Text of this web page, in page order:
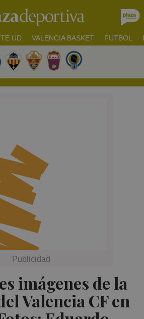
UD VALENCIA BASKET FUTBOL
imágenes de la
Valencia CF en